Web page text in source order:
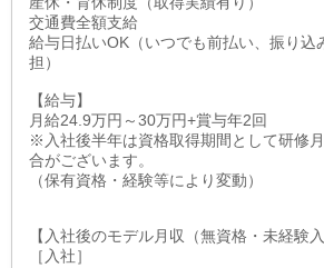
交通費全額支給
給与日払いOK（いつでも前払い、振り込
担）
【給与】
月給24.9万円～30万円+賞与年2回
※入社後半年は資格取得期間として研修
合がございます。
（保有資格・経験等により変動）
【入社後のモデル月収（無資格・未経験
［入社］